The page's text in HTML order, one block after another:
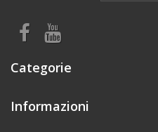
Categorie
Informazioni